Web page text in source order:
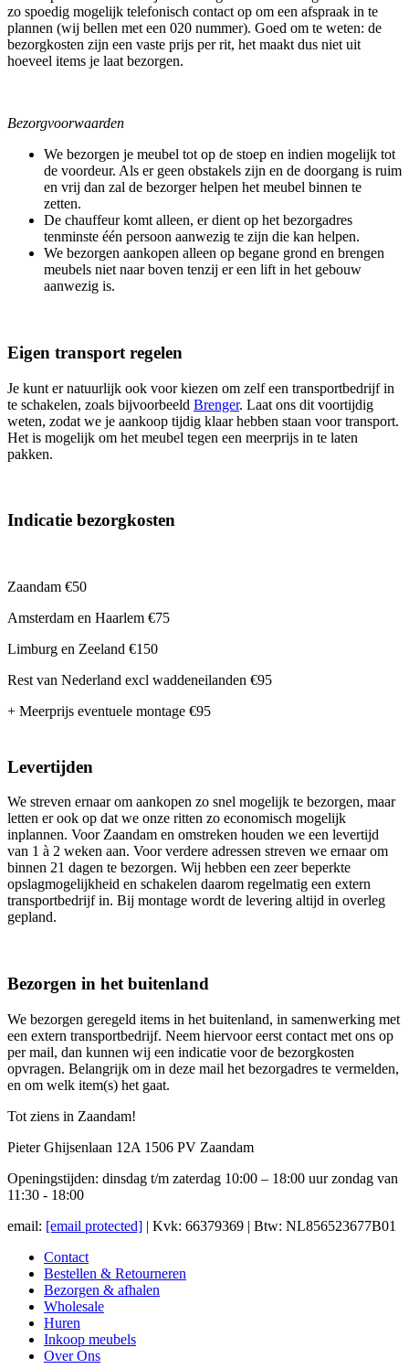
zo spoedig mogelijk telefonisch contact op om een afspraak in te
plannen (wij bellen met een 020 nummer). Goed om te weten: de
bezorgkosten zijn een vaste prijs per rit, het maakt dus niet uit
hoeveel items je laat bezorgen.
Bezorgvoorwaarden
We bezorgen je meubel tot op de stoep en indien mogelijk tot
de voordeur. Als er geen obstakels zijn en de doorgang is ruim
en vrij dan zal de bezorger helpen het meubel binnen te
zetten.
De chauffeur komt alleen, er dient op het bezorgadres
tenminste één persoon aanwezig te zijn die kan helpen.
We bezorgen aankopen alleen op begane grond en brengen
meubels niet naar boven tenzij er een lift in het gebouw
aanwezig is.
Eigen transport regelen
Je kunt er natuurlijk ook voor kiezen om zelf een transportbedrijf in
te schakelen, zoals bijvoorbeeld Brenger. Laat ons dit voortijdig
weten, zodat we je aankoop tijdig klaar hebben staan voor transport.
Het is mogelijk om het meubel tegen een meerprijs in te laten
pakken.
Indicatie bezorgkosten
Zaandam €50
Amsterdam en Haarlem €75
Limburg en Zeeland €150
Rest van Nederland excl waddeneilanden €95
+ Meerprijs eventuele montage €95
Levertijden
We streven ernaar om aankopen zo snel mogelijk te bezorgen, maar
letten er ook op dat we onze ritten zo economisch mogelijk
inplannen. Voor Zaandam en omstreken houden we een levertijd
van 1 à 2 weken aan. Voor verdere adressen streven we ernaar om
binnen 21 dagen te bezorgen. Wij hebben een zeer beperkte
opslagmogelijkheid en schakelen daarom regelmatig een extern
transportbedrijf in. Bij montage wordt de levering altijd in overleg
gepland.
Bezorgen in het buitenland
We bezorgen geregeld items in het buitenland, in samenwerking met
een extern transportbedrijf. Neem hiervoor eerst contact met ons op
per mail, dan kunnen wij een indicatie voor de bezorgkosten
opvragen. Belangrijk om in deze mail het bezorgadres te vermelden,
en om welk item(s) het gaat.
Tot ziens in Zaandam!
Pieter Ghijsenlaan 12A 1506 PV Zaandam
Openingstijden: dinsdag t/m zaterdag 10:00 – 18:00 uur zondag van
11:30 - 18:00
email: [email protected] | Kvk: 66379369 | Btw: NL856523677B01
Contact
Bestellen & Retourneren
Bezorgen & afhalen
Wholesale
Huren
Inkoop meubels
Over Ons